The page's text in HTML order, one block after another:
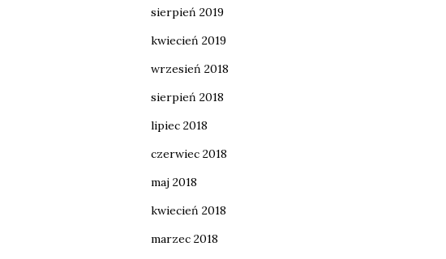
sierpień 2019
kwiecień 2019
wrzesień 2018
sierpień 2018
lipiec 2018
czerwiec 2018
maj 2018
kwiecień 2018
marzec 2018